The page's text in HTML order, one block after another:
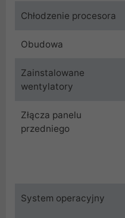
Chłodzenie procesora
Obudowa
Zainstalowane
wentylatory
Złącza panelu
przedniego
System operacyjny